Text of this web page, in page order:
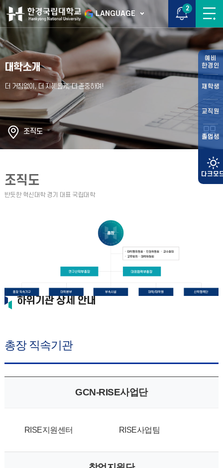
LANGUAGE
2
예비
한경인
재학생
교직원
졸업생
대학소개
조직도
조직도
하위기관 상세 안내
총장 직속기관
GCN-RISE사업단
RISE지원센터 RISE사업팀